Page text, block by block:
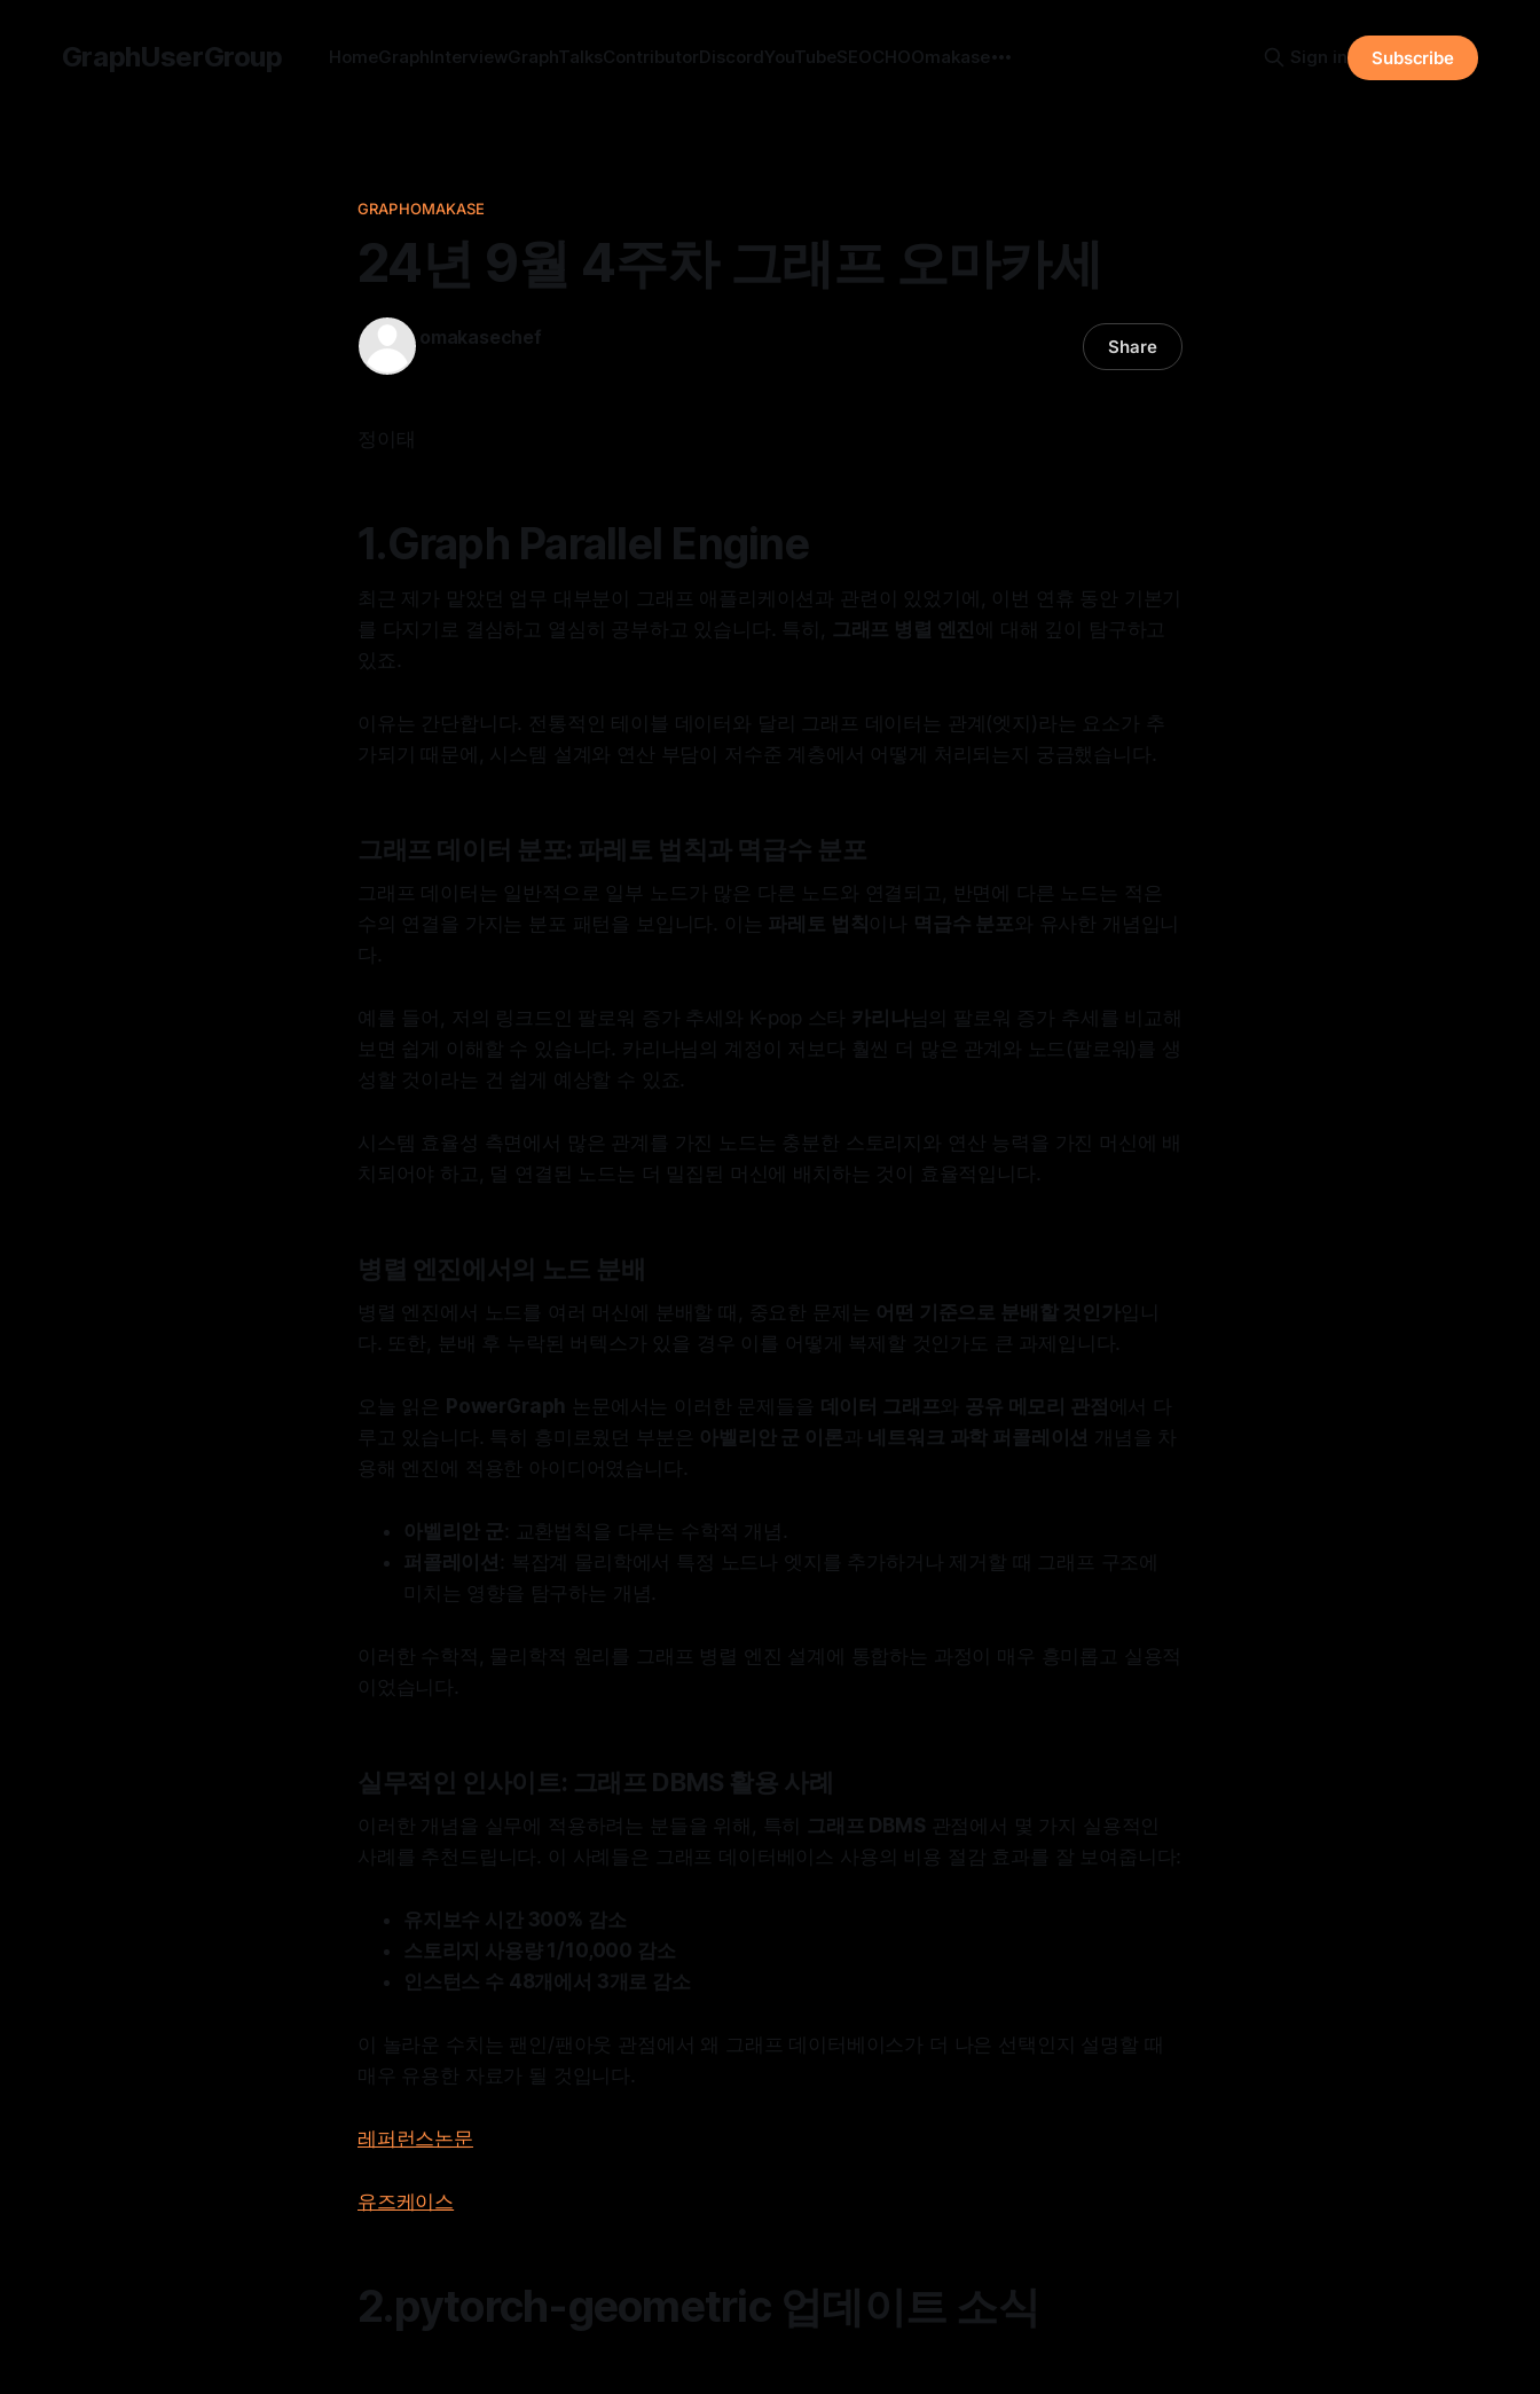
GraphUserGroup HomeGraphInterviewGraphTalksContributorDiscordYouTubeSEOCHOOmakase Sign in Subscribe
GRAPHOMAKASE
24년 9월 4주차 그래프 오마카세
omakasechef Share
정이태
1.Graph Parallel Engine
최근 제가 맡았던 업무 대부분이 그래프 애플리케이션과 관련이 있었기에, 이번 연휴 동안 기본기
를 다지기로 결심하고 열심히 공부하고 있습니다. 특히, 그래프 병렬 엔진에 대해 깊이 탐구하고
있죠.
이유는 간단합니다. 전통적인 테이블 데이터와 달리 그래프 데이터는 관계(엣지)라는 요소가 추
가되기 때문에, 시스템 설계와 연산 부담이 저수준 계층에서 어떻게 처리되는지 궁금했습니다.
그래프 데이터 분포: 파레토 법칙과 멱급수 분포
그래프 데이터는 일반적으로 일부 노드가 많은 다른 노드와 연결되고, 반면에 다른 노드는 적은
수의 연결을 가지는 분포 패턴을 보입니다. 이는 파레토 법칙 이나 멱급수 분포 와 유사한 개념입니
다.
예를 들어, 저의 링크드인 팔로워 증가 추세와 K-pop 스타 카리나님의 팔로워 증가 추세를 비교해
보면 쉽게 이해할 수 있습니다. 카리나님의 계정이 저보다 훨씬 더 많은 관계와 노드(팔로워)를 생
성할 것이라는 건 쉽게 예상할 수 있죠.
시스템 효율성 측면에서 많은 관계를 가진 노드는 충분한 스토리지와 연산 능력을 가진 머신에 배
치되어야 하고, 덜 연결된 노드는 더 밀집된 머신에 배치하는 것이 효율적입니다.
병렬 엔진에서의 노드 분배
병렬 엔진에서 노드를 여러 머신에 분배할 때, 중요한 문제는 어떤 기준으로 분배할 것인가입니
다. 또한, 분배 후 누락된 버텍스가 있을 경우 이를 어떻게 복제할 것인가도 큰 과제입니다.
오늘 읽은 PowerGraph 논문에서는 이러한 문제들을 데이터 그래프와 공유 메모리 관점 에서 다
루고 있습니다. 특히 흥미로웠던 부분은 아벨리안 군 이론과 네트워크 과학 퍼콜레이션 개념을 차
용해 엔진에 적용한 아이디어였습니다.
아벨리안 군: 교환법칙을 다루는 수학적 개념.
퍼콜레이션 : 복잡계 물리학에서 특정 노드나 엣지를 추가하거나 제거할 때 그래프 구조에
미치는 영향을 탐구하는 개념.
이러한 수학적, 물리학적 원리를 그래프 병렬 엔진 설계에 통합하는 과정이 매우 흥미롭고 실용적
이었습니다.
실무적인 인사이트: 그래프 DBMS 활용 사례
이러한 개념을 실무에 적용하려는 분들을 위해, 특히 그래프 DBMS 관점에서 몇 가지 실용적인
사례를 추천드립니다. 이 사례들은 그래프 데이터베이스 사용의 비용 절감 효과를 잘 보여줍니다:
유지보수 시간 300% 감소
스토리지 사용량 1/10,000 감소
인스턴스 수 48개에서 3개로 감소
이 놀라운 수치는 팬인/팬아웃 관점에서 왜 그래프 데이터베이스가 더 나은 선택인지 설명할 때
매우 유용한 자료가 될 것입니다.
레퍼런스논문
유즈케이스
2.pytorch-geometric 업데이트 소식